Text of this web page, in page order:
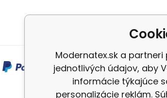
Modernatex.sk a
jednotlivých údajov, aby
informácie týkajúce
personalizácie reklám.